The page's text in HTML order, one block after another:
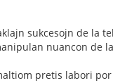
sukcesojn de la
nuancon de
pretis labori